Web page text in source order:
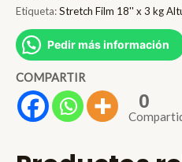
x
3
kg
Altura
45
cm
Etiqueta:Stretch Film 18'' x 3 kg
Pedir más información
COMPARTIR
0